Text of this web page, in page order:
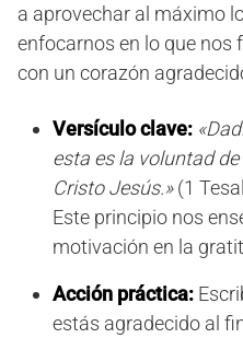
a aprovechar al máximo
enfocarnos en lo que nos
con un corazón
Versículo clave:
esta es la voluntad
Cristo Jesús.»(1
Este principio nos
motivación en la
Acción práctica:
estás agradecido al